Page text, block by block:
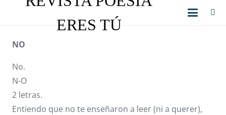
ERES TÚ
NO
No.
N-O
2 letras.
Entiendo que no te enseñaron a leer (ni a querer),